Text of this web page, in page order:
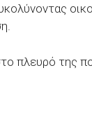
πλευρό της